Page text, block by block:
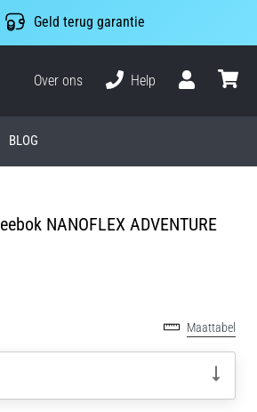
Geld terug garantie
Over ons
Help
BLOG
NANOFLEX ADVENTURE
Maattabel